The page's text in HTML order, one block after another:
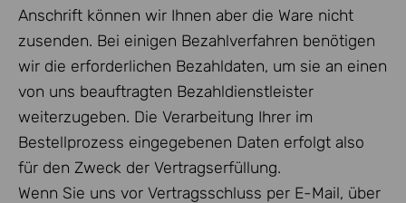
Anschrift können wir Ihnen aber die Ware nicht
zusenden. Bei einigen Bezahlverfahren benötigen
wir die erforderlichen Bezahldaten, um sie an einen
von uns beauftragten Bezahldienstleister
weiterzugeben. Die Verarbeitung Ihrer im
Bestellprozess eingegebenen Daten erfolgt also
für den Zweck der Vertragserfüllung.
Wenn Sie uns vor Vertragsschluss per E-Mail, über